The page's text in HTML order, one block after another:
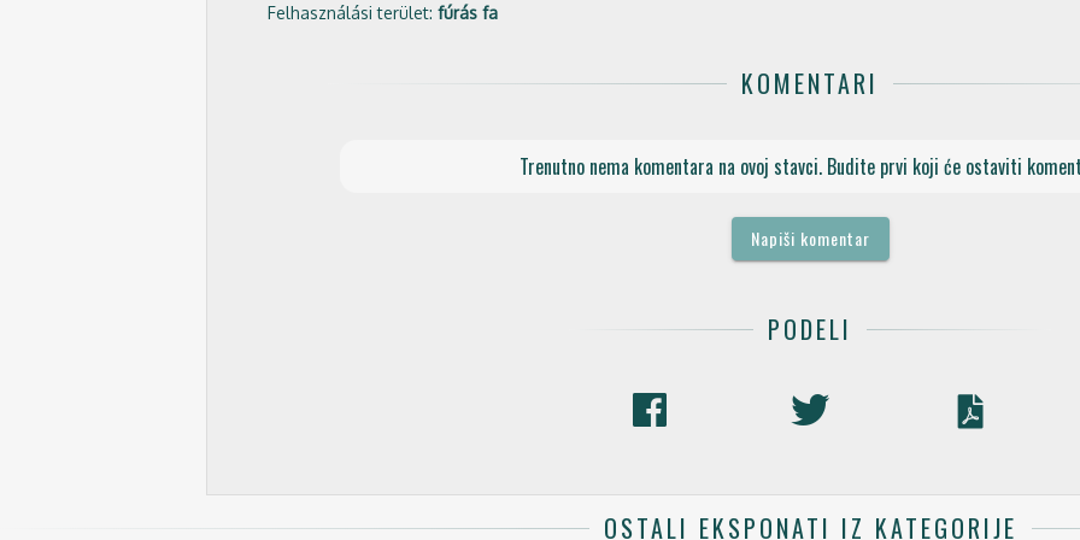
Felhasználási terület: fúrás fa
KOMENTARI
Trenutno nema komentara na ovoj stavci. Budite prvi koji će ostaviti
Napiši komentar
PODELI
OSTALI EKSPONATI IZ KATEGORIJE